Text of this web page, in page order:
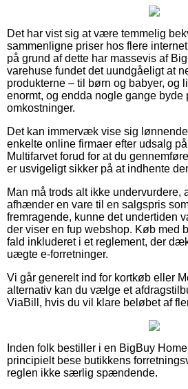
Det har vist sig at være temmelig
sammenligne priser hos flere
på grund af dette har massevis af
varehuse fundet det uundgåeligt at
produkterne – til børn og babyer, og
enormt, og endda nogle gange byde
omkostninger.
Det kan immervæk vise sig
enkelte online firmaer efter udsalg
Multifarvet forud for at du
er usvigeligt sikker på at indhente
Man må trods alt ikke undervurdere,
afhænder en vare til en salgspris
fremragende, kunne det undertiden
der viser en fup webshop. Køb med
fald inkluderet i et reglement, der
uægte e-forretninger.
Vi går generelt ind for kortkøb eller
alternativ kan du vælge et
ViaBill, hvis du vil klare beløbet af
Inden folk bestiller i en BigBuy
principielt bese butikkens
reglen ikke særlig spændende.